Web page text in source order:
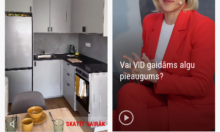
SKATĪT VAIRĀK
volume_mute
Vai VID gaidāms algu
pieaugums?
play_circle